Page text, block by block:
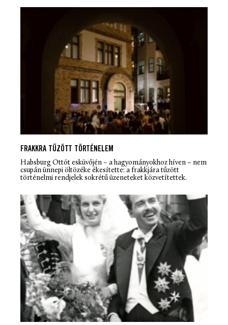
FRAKKRA TŰZÖTT TÖRTÉNELEM
Habsburg Ottót esküvőjén – a hagyományokhoz híven – nem
csupán ünnepi öltözéke ékesítette: a frakkjára tűzött
történelmi rendjelek sokrétű üzeneteket közvetítettek.